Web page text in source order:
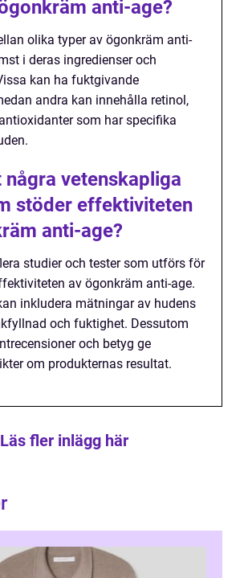
anti-age?
olika typer av ögonkräm anti-
i deras ingredienser och
kan ha fuktgivande
andra kan innehålla retinol,
som har specifika
några vetenskapliga
stöder effektiviteten
anti-age?
studier och tester som utförs för
av ögonkräm anti-age.
inkludera mätningar av hudens
och fuktighet. Dessutom
och betyg ge
om produkternas resultat.
Läs fler inlägg här